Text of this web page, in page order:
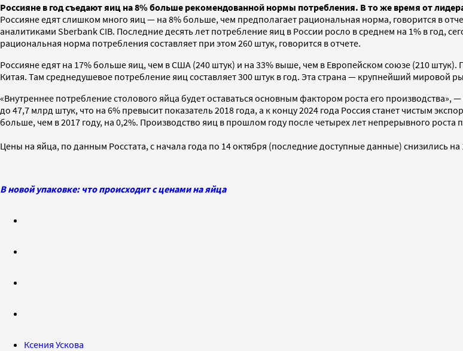
Россияне в год съедают яиц на 8% больше рекомендованной нормы потребления. В то же время от
Россияне едят слишком много яиц — на 8% больше, чем предполагает рациональная норма, говорится в
аналитиками Sberbank CIB. Последние десять лет потребление яиц в России росло в среднем на 1% в год,
рациональная норма потребления составляет при этом 260 штук, говорится в отчете.
Россияне едят на 17% больше яиц, чем в США (240 штук) и на 33% выше, чем в Европейском союзе (210
Китая. Там среднедушевое потребление яиц составляет 300 штук в год. Эта страна — крупнейший мировой
«Внутреннее потребление столового яйца будет оставаться основным фактором роста его производства»,
до 47,7 млрд штук, что на 6% превысит показатель 2018 года, а к концу 2024 года Россия станет чистым
больше, чем в 2017 году, на 0,2%. Производство яиц в прошлом году после четырех лет непрерывного роста
Цены на яйца, по данным Росстата, с начала года по 14 октября (последние доступные данные) снизились на
В новой упаковке: что происходит с ценами на яйца
Ксения Ускова